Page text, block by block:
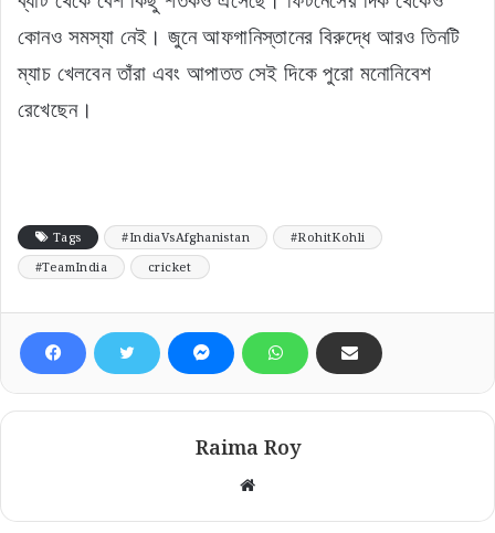
কোনও সমস্যা নেই। জুনে আফগানিস্তানের বিরুদ্ধে আরও তিনটি
ম্যাচ খেলবেন তাঁরা এবং আপাতত সেই দিকে পুরো মনোনিবেশ
রেখেছেন।
Tags #IndiaVsAfghanistan
#RohitKohli
#TeamIndia
cricket
Raima Roy
Website